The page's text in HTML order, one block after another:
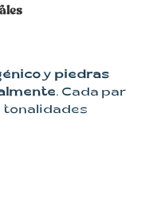
y piedras
. Cada par
tonalidades